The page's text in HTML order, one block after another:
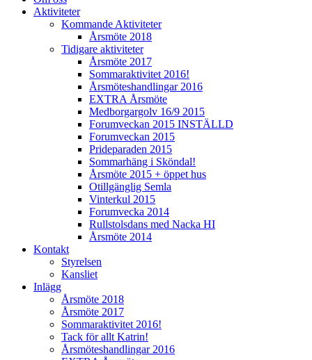
Aktiviteter
Kommande Aktiviteter
Årsmöte 2018
Tidigare aktiviteter
Årsmöte 2017
Sommaraktivitet 2016!
Årsmöteshandlingar 2016
EXTRA Årsmöte
Medborgargolv 16/9 2015
Forumveckan 2015 INSTÄLLD
Forumveckan 2015
Prideparaden 2015
Sommarhäng i Sköndal!
Årsmöte 2015 + öppet hus
Otillgänglig Semla
Vinterkul 2015
Forumvecka 2014
Rullstolsdans med Nacka HI
Årsmöte 2014
Kontakt
Styrelsen
Kansliet
Inlägg
Årsmöte 2018
Årsmöte 2017
Sommaraktivitet 2016!
Tack för allt Katrin!
Årsmöteshandlingar 2016